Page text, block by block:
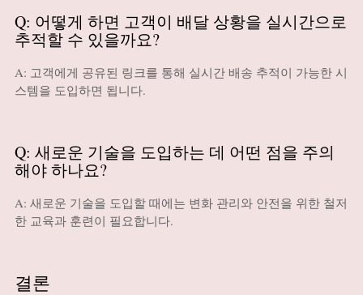
Q: 어떻게 하면 고객이 배달 상황을 실시간으로
추적할 수 있을까요?
A: 고객에게 공유된 링크를 통해 실시간 배송 추적이 가능한 시
스템을 도입하면 됩니다.
Q: 새로운 기술을 도입하는 데 어떤 점을 주의
해야 하나요?
A: 새로운 기술을 도입할 때에는 변화 관리와 안전을 위한 철저
한 교육과 훈련이 필요합니다.
결론